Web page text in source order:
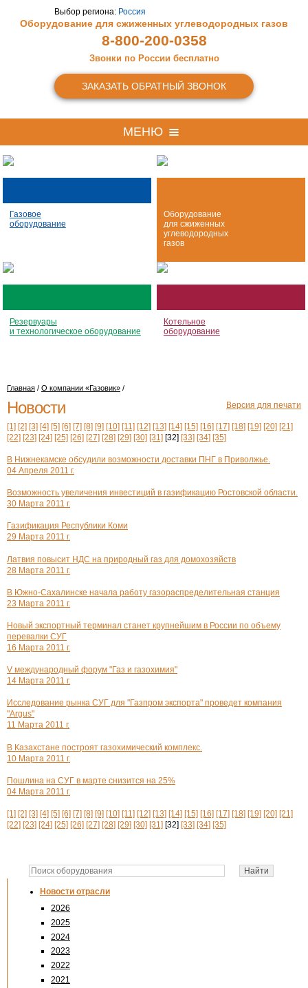
Выбор региона: Россия
Оборудование для сжиженных углеводородных газов
8-800-200-0358
Звонки по России бесплатно
ЗАКАЗАТЬ ОБРАТНЫЙ ЗВОНОК
МЕНЮ
Газовое
оборудование
Оборудование
для сжиженных
углеводородных
газов
Резервуары
и технологическое оборудование
Котельное
оборудование
Новости отрасли
2026
2025
2024
2023
2022
2021
Главная / О компании «Газовик» /
Версия для печати
Новости
[1] [2] [3] [4] [5] [6] [7] [8] [9] [10] [11] [12] [13] [14] [15] [16] [17] [18] [19] [20] [21]
[22] [23] [24] [25] [26] [27] [28] [29] [30] [31] [32] [33] [34] [35]
В Нижнекамске обсудили возможности доставки ПНГ в Приволжье.
04 Апреля 2011 г.
Возможность увеличения инвестиций в газификацию Ростовской области.
30 Марта 2011 г.
Газификация Республики Коми
29 Марта 2011 г.
Латвия повысит НДС на природный газ для домохозяйств
28 Марта 2011 г.
В Южно-Сахалинске начала работу газораспределительная станция
23 Марта 2011 г.
Новый экспортный терминал станет крупнейшим в России по объему
перевалки СУГ
16 Марта 2011 г.
V международный форум "Газ и газохимия"
14 Марта 2011 г.
Исследование рынка СУГ для "Газпром экспорта" проведет компания
"Argus"
11 Марта 2011 г.
В Казахстане построят газохимический комплекс.
10 Марта 2011 г.
Пошлина на СУГ в марте снизится на 25%
04 Марта 2011 г.
[1] [2] [3] [4] [5] [6] [7] [8] [9] [10] [11] [12] [13] [14] [15] [16] [17] [18] [19] [20] [21]
[22] [23] [24] [25] [26] [27] [28] [29] [30] [31] [32] [33] [34] [35]